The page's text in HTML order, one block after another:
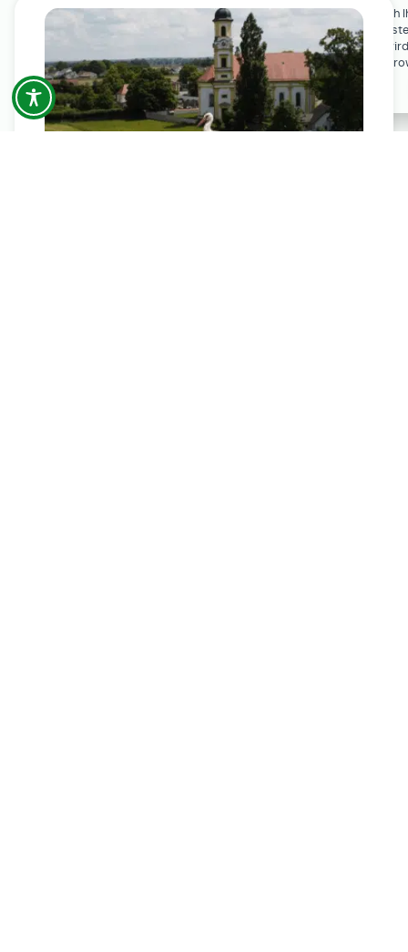
Der KI-Chatbot steht erst nach
Einwilligung in den Cookie-
Verfügung. Der Chat-Verlauf
ausschließlich lokal in Ihrem
gespeichert.